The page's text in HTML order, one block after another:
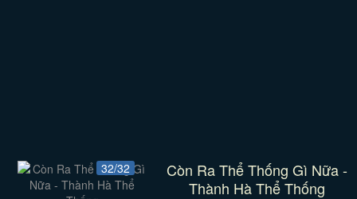
32/32
Còn Ra Thể Thống Gì Nữa -
Thành Hà Thể Thống